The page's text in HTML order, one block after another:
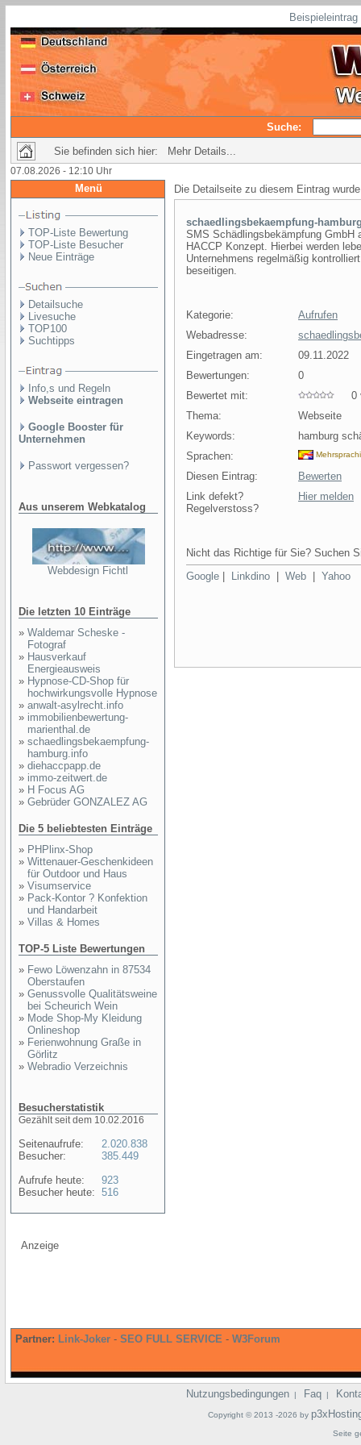
Suche:
Sie befinden sich hier: Mehr Details...
07.08.2026 - 12:10 Uhr
Menü
TOP-Liste Bewertung
TOP-Liste Besucher
Neue Einträge
Detailsuche
Livesuche
TOP100
Suchtipps
Info,s und Regeln
Webseite eintragen
Google Booster für
Unternehmen
Passwort vergessen?
Aus unserem Webkatalog
Webdesign Fichtl
Die letzten 10 Einträge
» Waldemar Scheske -
Fotograf
» Hausverkauf
Energieausweis
» Hypnose-CD-Shop für
hochwirkungsvolle Hypnose
» anwalt-asylrecht.info
» immobilienbewertung-
marienthal.de
» schaedlingsbekaempfung-
hamburg.info
» diehaccpapp.de
» immo-zeitwert.de
» H Focus AG
» Gebrüder GONZALEZ AG
Die 5 beliebtesten Einträge
» PHPlinx-Shop
» Wittenauer-Geschenkideen
für Outdoor und Haus
» Visumservice
» Pack-Kontor ? Konfektion
und Handarbeit
» Villas & Homes
TOP-5 Liste Bewertungen
» Fewo Löwenzahn in 87534
Oberstaufen
» Genussvolle Qualitätsweine
bei Scheurich Wein
» Mode Shop-My Kleidung
Onlineshop
» Ferienwohnung Graße in
Görlitz
» Webradio Verzeichnis
Besucherstatistik
Gezählt seit dem 10.02.2016
Seitenaufrufe:
Besucher:
Aufrufe heute:
Besucher heute:
2.020.838
385.449
923
516
Die Detailseite zu diesem Eintrag
schaedlingsbekaempfung-
SMS Schädlingsbekämpfung GmbH
HACCP Konzept. Hierbei werden
Unternehmens regelmäßig
beseitigen.
Kategorie:
Aufrufen
Webadresse:
Eingetragen am:
09.11.2022
Bewertungen:
0
Bewertet mit:
0
Thema:
Webseite
Keywords:
hamburg
Sprachen:
Diesen Eintrag:
Bewerten
Link defekt?
Regelverstoss?
Hier melden
Nicht das Richtige für Sie? Suchen
Google
Linkdino Web Yahoo
Anzeige
Partner: Link-Joker - SEO FULL SERVICE - W3Forum
Nutzungsbedingungen | Faq |
Copyright © 2013 -2026 by
Seite